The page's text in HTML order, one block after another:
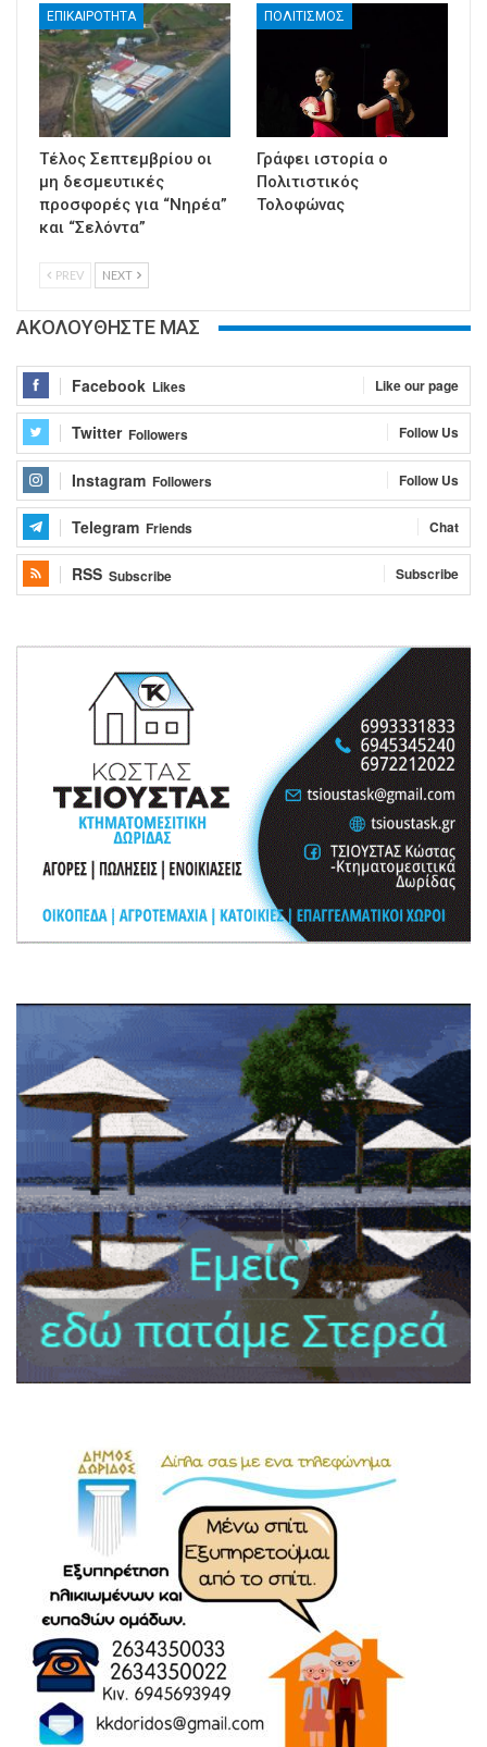
ΕΠΙΚΑΙΡΟΤΗΤΑ
Τέλος Σεπτεμβρίου οι
μη δεσμευτικές
προσφορές για “Νηρέα”
και “Σελόντα”
ΠΟΛΙΤΙΣΜΟΣ
Γράφει ιστορία ο
Πολιτιστικός
Τολοφώνας
PREV NEXT
ΑΚΟΛΟΥΘΗΣΤΕ ΜΑΣ
Facebook Likes Like our page
Twitter Followers Follow Us
Instagram Followers Follow Us
Telegram Friends Chat
RSS Subscribe Subscribe